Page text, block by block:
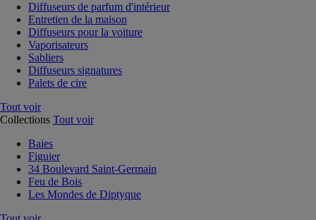
Diffuseurs de parfum d'intérieur
Entretien de la maison
Diffuseurs pour la voiture
Vaporisateurs
Sabliers
Diffuseurs signatures
Palets de cire
Tout voir
Collections Tout voir
Baies
Figuier
34 Boulevard Saint-Germain
Feu de Bois
Les Mondes de Diptyque